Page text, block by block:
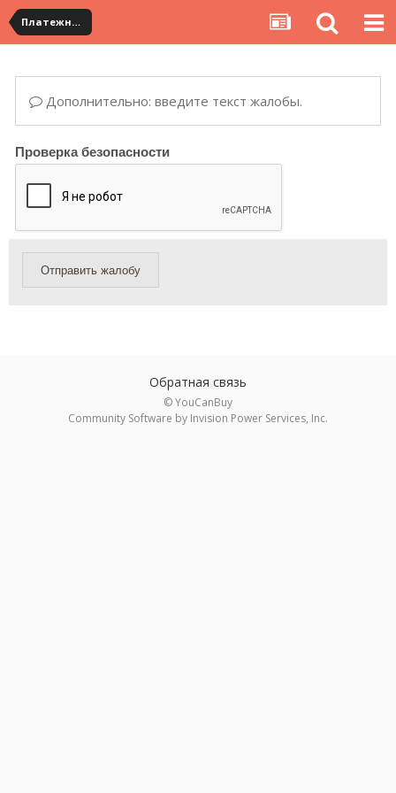
Платежная система ALIPAY и оплата банковскими картами
Дополнительно: введите текст жалобы.
Проверка безопасности
Отправить жалобу
Обратная связь
© YouCanBuy
Community Software by Invision Power Services, Inc.